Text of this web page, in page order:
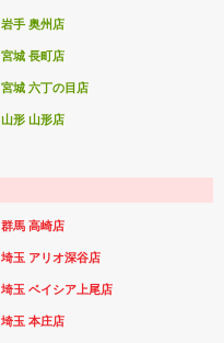
岩手 奥州店
宮城 長町店
宮城 六丁の目店
山形 山形店
群馬 高崎店
埼玉 アリオ深谷店
埼玉 ベイシア上尾店
埼玉 本庄店